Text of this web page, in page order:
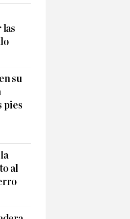
las
su
pies
al